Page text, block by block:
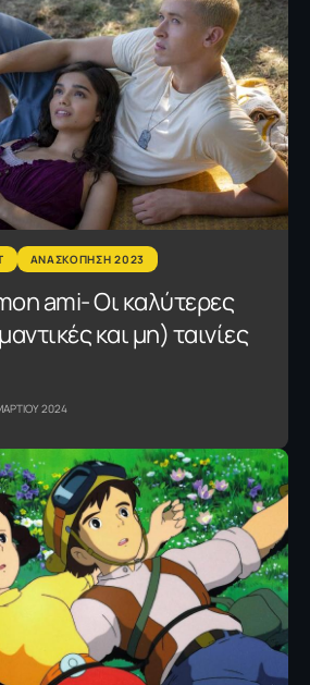
ΑΝΑΣΚΟΠΗΣΗ 2023
ami- Οι καλύτερες
και μη) ταινίες
2024